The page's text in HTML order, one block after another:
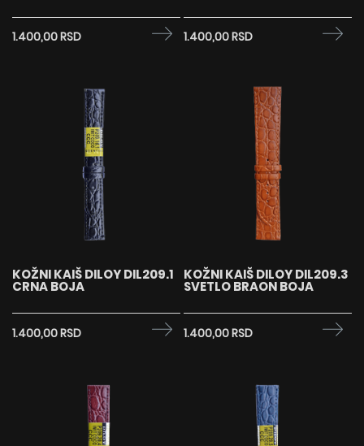
1.400,00 RSD 1.400,00 RSD
KOŽNI KAIŠ DILOY DIL209.1
CRNA BOJA
1.400,00 RSD
KOŽNI KAIŠ DILOY DIL209.3
SVETLO BRAON BOJA
1.400,00 RSD